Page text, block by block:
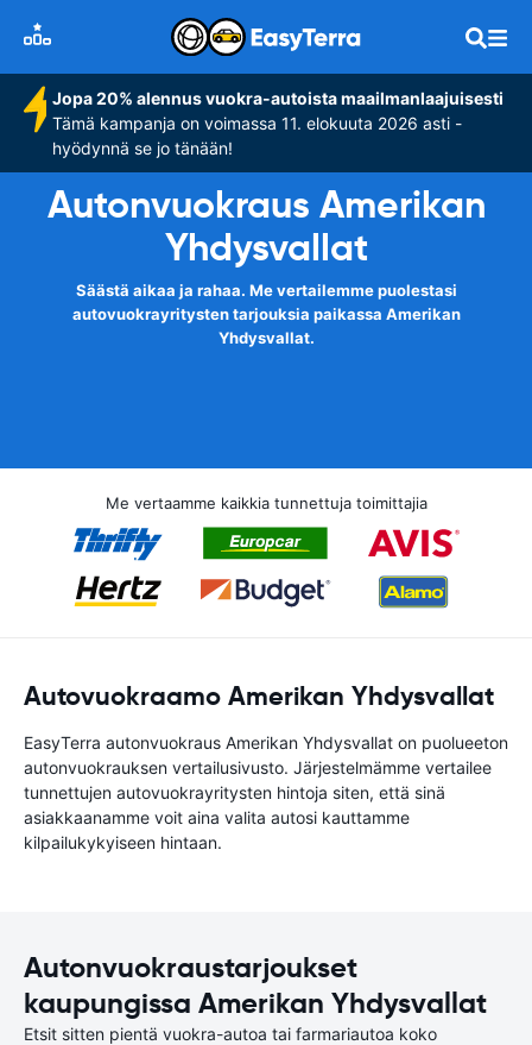
Jopa 20% alennus vuokra-autoista maailmanlaajuisesti
Tämä kampanja on voimassa 11. elokuuta 2026 asti -
hyödynnä se jo tänään!
Autonvuokraus Amerikan
Yhdysvallat
Säästä aikaa ja rahaa. Me vertailemme puolestasi
autovuokrayritysten tarjouksia paikassa Amerikan
Yhdysvallat.
Me vertaamme kaikkia tunnettuja toimittajia
Autovuokraamo Amerikan Yhdysvallat
EasyTerra autonvuokraus Amerikan Yhdysvallat on puolueeton
autonvuokrauksen vertailusivusto. Järjestelmämme vertailee
tunnettujen autovuokrayritysten hintoja siten, että sinä
asiakkaanamme voit aina valita autosi kauttamme
kilpailukykyiseen hintaan.
Autonvuokraustarjoukset
kaupungissa Amerikan Yhdysvallat
Etsit sitten pientä vuokra-autoa tai farmariautoa koko